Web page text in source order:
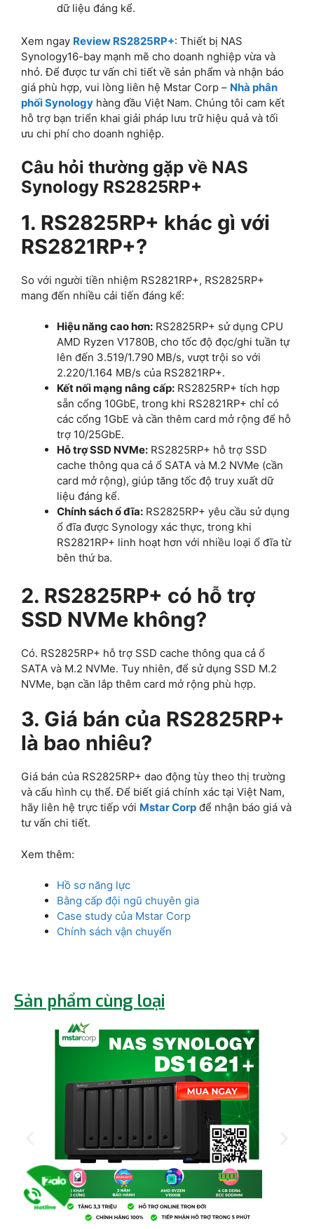
dữ liệu đáng kể.
Xem ngay Review RS2825RP+: Thiết bị NAS
Synology16-bay mạnh mẽ cho doanh nghiệp vừa và
nhỏ. Để được tư vấn chi tiết về sản phẩm và nhận báo
giá phù hợp, vui lòng liên hệ Mstar Corp – Nhà phân
phối Synology hàng đầu Việt Nam. Chúng tôi cam kết
hỗ trợ bạn triển khai giải pháp lưu trữ hiệu quả và tối
ưu chi phí cho doanh nghiệp.
Câu hỏi thường gặp về NAS
Synology RS2825RP+
1. RS2825RP+ khác gì với
RS2821RP+?
So với người tiền nhiệm RS2821RP+, RS2825RP+
mang đến nhiều cải tiến đáng kể:
Hiệu năng cao hơn: RS2825RP+ sử dụng CPU
AMD Ryzen V1780B, cho tốc độ đọc/ghi tuần tự
lên đến 3.519/1.790 MB/s, vượt trội so với
2.220/1.164 MB/s của RS2821RP+.
Kết nối mạng nâng cấp: RS2825RP+ tích hợp
sẵn cổng 10GbE, trong khi RS2821RP+ chỉ có
các cổng 1GbE và cần thêm card mở rộng để hỗ
trợ 10/25GbE.
Hỗ trợ SSD NVMe: RS2825RP+ hỗ trợ SSD
cache thông qua cả ổ SATA và M.2 NVMe (cần
card mở rộng), giúp tăng tốc độ truy xuất dữ
liệu đáng kể.
Chính sách ổ đĩa: RS2825RP+ yêu cầu sử dụng
ổ đĩa được Synology xác thực, trong khi
RS2821RP+ linh hoạt hơn với nhiều loại ổ đĩa từ
bên thứ ba.
2. RS2825RP+ có hỗ trợ
SSD NVMe không?
Có. RS2825RP+ hỗ trợ SSD cache thông qua cả ổ
SATA và M.2 NVMe. Tuy nhiên, để sử dụng SSD M.2
NVMe, bạn cần lắp thêm card mở rộng phù hợp.
3. Giá bán của RS2825RP+
là bao nhiêu?
Giá bán của RS2825RP+ dao động tùy theo thị trường
và cấu hình cụ thể. Để biết giá chính xác tại Việt Nam,
hãy liên hệ trực tiếp với Mstar Corp để nhận báo giá và
tư vấn chi tiết.
Xem thêm:
Hồ sơ năng lực
Bằng cấp đội ngũ chuyên gia
Case study của Mstar Corp
Chính sách vận chuyển
Sản phẩm cùng loại